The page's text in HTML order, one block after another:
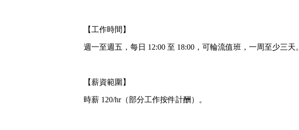
【工作時間】
週一至週五，每日 12:00 至 18:00，可輪流值班，一周至少三天。
【薪資範圍】
時薪 120/hr（部分工作按件計酬）。